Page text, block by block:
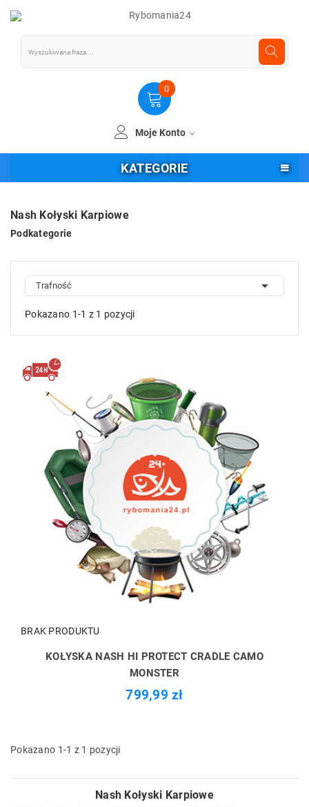
0
Moje Konto
KATEGORIE
Nash Kołyski Karpiowe
Podkategorie
Trafność 
Pokazano 1-1 z 1 pozycji
BRAK PRODUKTU
KOŁYSKA NASH HI PROTECT CRADLE CAMO
MONSTER
799,99 zł
Pokazano 1-1 z 1 pozycji
Nash Kołyski Karpiowe